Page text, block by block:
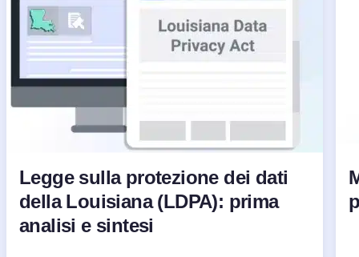
Legge sulla protezione dei dati
della Louisiana (LDPA): prima
analisi e sintesi